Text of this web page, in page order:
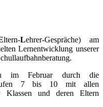
ltern-Lehrer-Gespräche) am
Lernentwicklung unserer
im Februar durch die
7 bis 10 mit allen
Klassen und deren Eltern